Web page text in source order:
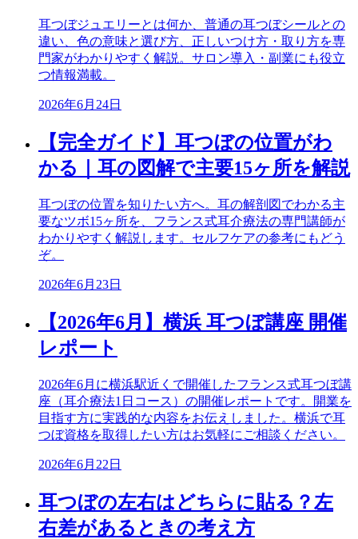
耳つぼジュエリーとは何か、普通の耳つぼシールとの
違い、色の意味と選び方、正しいつけ方・取り方を専
門家がわかりやすく解説。サロン導入・副業にも役立
つ情報満載。
2026年6月24日
【完全ガイド】耳つぼの位置がわ
かる｜耳の図解で主要15ヶ所を解説
耳つぼの位置を知りたい方へ。耳の解剖図でわかる主
要なツボ15ヶ所を、フランス式耳介療法の専門講師が
わかりやすく解説します。セルフケアの参考にもどう
ぞ。
2026年6月23日
【2026年6月】横浜 耳つぼ講座 開催
レポート
2026年6月に横浜駅近くで開催したフランス式耳つぼ講
座（耳介療法1日コース）の開催レポートです。開業を
目指す方に実践的な内容をお伝えしました。横浜で耳
つぼ資格を取得したい方はお気軽にご相談ください。
2026年6月22日
耳つぼの左右はどちらに貼る？左
右差があるときの考え方